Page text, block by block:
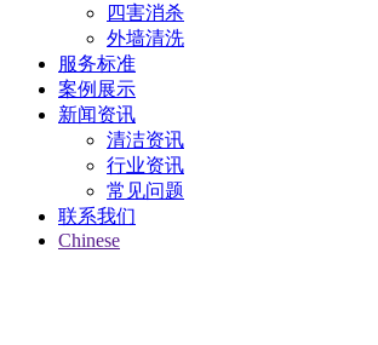
四害消杀
外墙清洗
服务标准
案例展示
新闻资讯
清洁资讯
行业资讯
常见问题
联系我们
Chinese